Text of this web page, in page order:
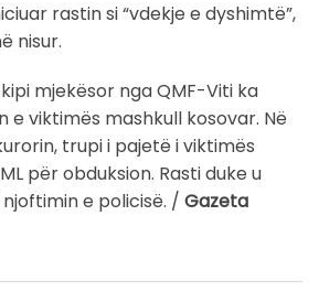
rastin si “vdekje e dyshimtë”,
nisur.
mjekësor nga QMF-Viti ka
e viktimës mashkull kosovar. Në
trupi i pajetë i viktimës
për obduksion. Rasti duke u
e policisë. / Gazeta